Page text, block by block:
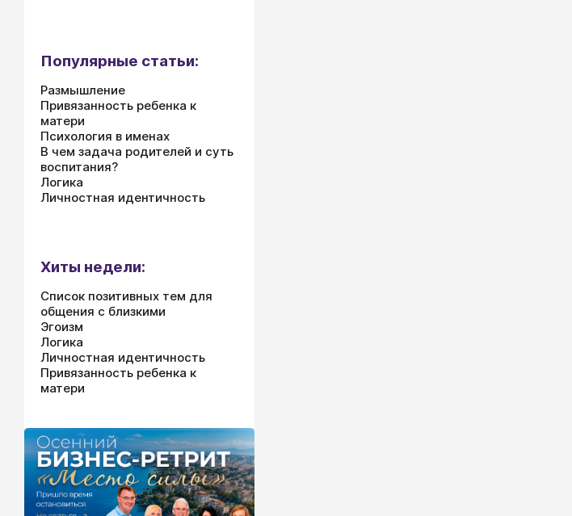
Популярные статьи:
Размышление
Привязанность ребенка к
матери
Психология в именах
В чем задача родителей и суть
воспитания?
Логика
Личностная идентичность
Хиты недели:
Список позитивных тем для
общения с близкими
Эгоизм
Логика
Личностная идентичность
Привязанность ребенка к
матери